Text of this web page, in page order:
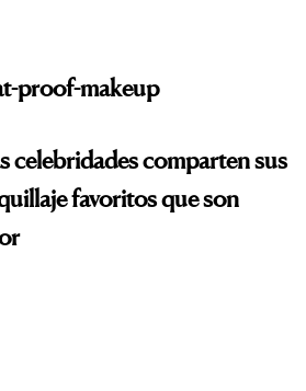
celebridades comparten sus
favoritos que son